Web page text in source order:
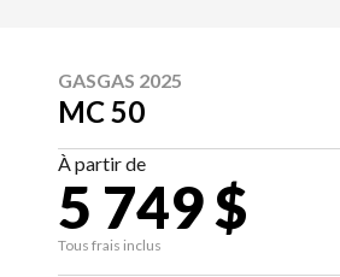
GASGAS 2025
MC 50
À partir de
5 749 $
Tous frais inclus